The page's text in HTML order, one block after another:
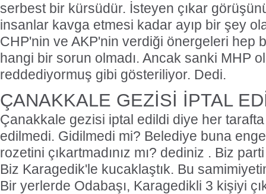
serbest bir kürsüdür. İsteyen çıkar
insanlar kavga etmesi kadar ayıp bir şey
CHP'nin ve AKP'nin verdiği önergeleri hep
hangi bir sorun olmadı. Ancak sanki MHP
reddediyormuş gibi gösteriliyor. Dedi.
ÇANAKKALE GEZİSİ İPTAL
Çanakkale gezisi iptal edildi diye her tarafta
edilmedi. Gidilmedi mi? Belediye buna
rozetini çıkartmadınız mı? dediniz . Biz
Biz Karagedik'le kucaklaştık. Bu
Bir yerlerde Odabaşı, Karagedikli 3 kişiyi